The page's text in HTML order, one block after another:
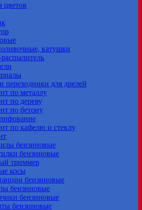
цветов
катушки
переходники для дрелей
по металлу
по дереву
по бетону
по кафелю и стеклу
бензиновые
бензиновые
триммер
косы
бензиновые
бензиновые
бензиновые
бензиновые